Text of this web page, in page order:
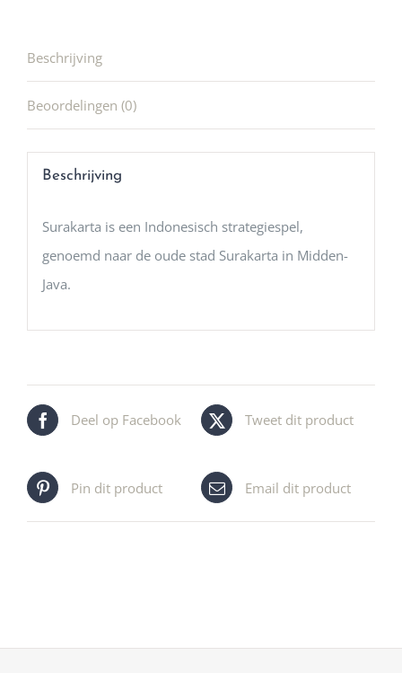
Beschrijving
Beoordelingen (0)
Beschrijving
Surakarta is een Indonesisch strategiespel,
genoemd naar de oude stad Surakarta in Midden-
Java.
Deel op Facebook Tweet dit product
Pin dit product Email dit product